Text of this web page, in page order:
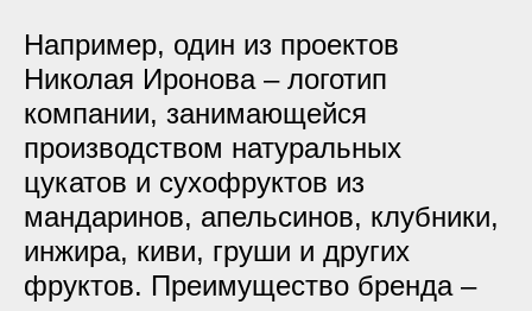
Например, один из проектов
Николая Иронова – логотип
компании, занимающейся
производством натуральных
цукатов и сухофруктов из
мандаринов, апельсинов, клубники,
инжира, киви, груши и других
фруктов. Преимущество бренда –